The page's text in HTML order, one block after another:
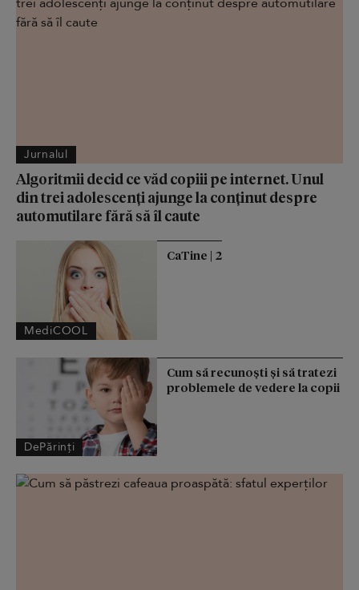
Jurnalul
Algoritmii decid ce văd copiii pe internet. Unul
din trei adolescenți ajunge la conținut despre
automutilare fără să îl caute
MediCOOL
CaTine | 2
DePărinți
Cum să recunoști și să tratezi
problemele de vedere la copii